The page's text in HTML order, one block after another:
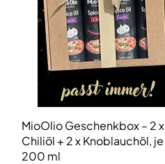
Vista rapida
MioOlio Geschenkbox – 2 x
Chiliöl + 2 x Knoblauchöl, je
200 ml